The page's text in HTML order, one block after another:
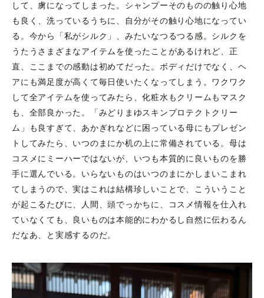
して、虜になってしまった。シャンプーそのものの触り心地
も良く、洗っているうちに、自分がその触り心地になってい
る。今から「私がシルク」、みたいなつるつる感。シルクを
うたうさまざまなアイテムを使ったことがあるけれど、正
直、ここまでの感動は初めてだった。ボディだけでなく、ヘ
アにも満足度が高くて毎日使いたくなってしまう。ワクワク
して全アイテムを使ってみたら、化粧水もクリームもマスク
も、全部良かった。「みどりまゆスキンプロテクトクリー
ム」も良すぎて、あかぎれなどに困っている母にもプレゼン
トしてみたら、いつのまにか机の上に常備されている。母は
コスメにミーハーではないが、いつも本質的に良いものを勝
手に選んでいる。いらないものはいつのまにかしまいこまれ
てしまうので、実はこれは結構珍しいことで、こういうこと
が起こるたびに、人間、頭でっかちに、コスメ情報を仕入れ
ていなくても、良いものは本能的にわかるし自然に伝わるん
だなあ、と実感するのだ。